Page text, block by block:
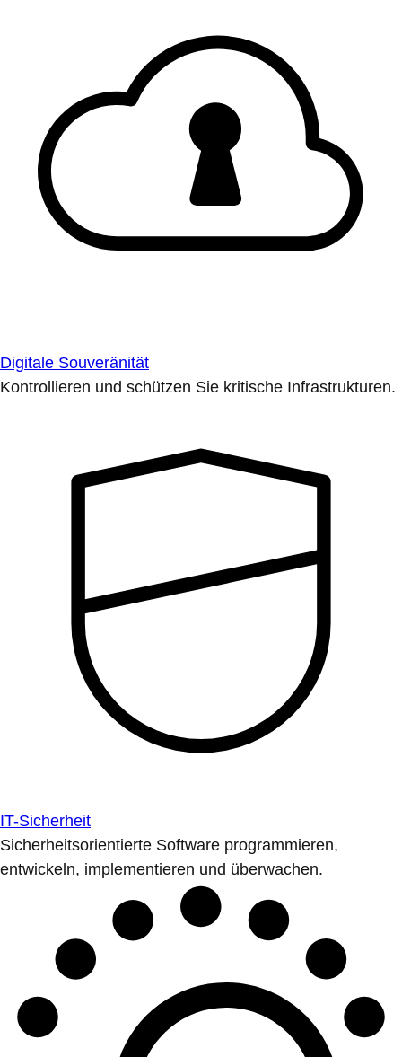
Digitale Souveränität
Kontrollieren und schützen Sie kritische Infrastrukturen.
IT-Sicherheit
Sicherheitsorientierte Software programmieren,
entwickeln, implementieren und überwachen.